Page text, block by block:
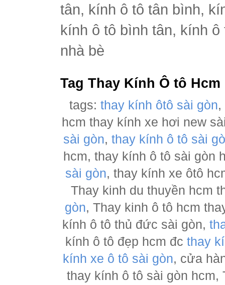
tân, kính ô tô tân bình,
kính ô tô bình tân, kính
nhà bè
Tag Thay Kính Ô tô Hcm
tags:thay kính ôtô sài gòn,
hcm thay kính xe hơi new
sài gòn,thay kính ô tô sài
hcm, thay kính ô tô sài gòn
sài gòn, thay kính xe ôtô
Thay kinh du thuyền hcm
gòn, Thay kinh ô tô hcm
kính ô tô thủ đức sài gòn,
kính ô tô đẹp hcm đc thay
kính xe ô tô sài gòn, cửa
thay kính ô tô sài gòn hcm,